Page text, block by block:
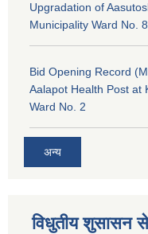
Upgradation of
Municipality Ward No. 8
Bid Opening Record
Aalapot Health Post at
Ward No. 2
अन्य
विधुतीय शुसासन